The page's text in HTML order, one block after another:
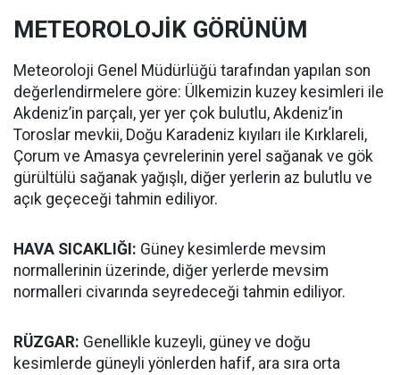
METEOROLOJİK GÖRÜNÜM
Meteoroloji Genel Müdürlüğü tarafından yapılan son
değerlendirmelere göre: Ülkemizin kuzey kesimleri ile
Akdeniz’in parçalı, yer yer çok bulutlu, Akdeniz’in
Toroslar mevkii, Doğu Karadeniz kıyıları ile Kırklareli,
Çorum ve Amasya çevrelerinin yerel sağanak ve gök
gürültülü sağanak yağışlı, diğer yerlerin az bulutlu ve
açık geçeceği tahmin ediliyor.
HAVA SICAKLIĞI: Güney kesimlerde mevsim
normallerinin üzerinde, diğer yerlerde mevsim
normalleri civarında seyredeceği tahmin ediliyor.
RÜZGAR: Genellikle kuzeyli, güney ve doğu
kesimlerde güneyli yönlerden hafif, ara sıra orta